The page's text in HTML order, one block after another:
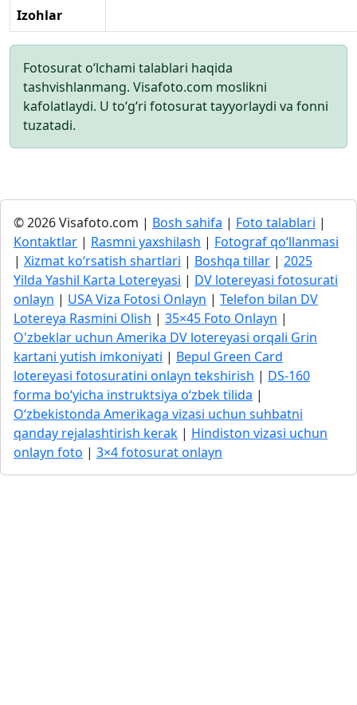
Izohlar
Fotosurat o‘lchami talablari haqida
tashvishlanmang. Visafoto.com moslikni
kafolatlaydi. U to‘g‘ri fotosurat tayyorlaydi va fonni
tuzatadi.
© 2026 Visafoto.com | Bosh sahifa | Foto talablari |
Kontaktlar | Rasmni yaxshilash | Fotograf qo‘llanmasi
| Xizmat ko‘rsatish shartlari | Boshqa tillar | 2025
Yilda Yashil Karta Lotereyasi | DV lotereyasi fotosurati
onlayn | USA Viza Fotosi Onlayn | Telefon bilan DV
Lotereya Rasmini Olish | 35×45 Foto Onlayn |
O'zbeklar uchun Amerika DV lotereyasi orqali Grin
kartani yutish imkoniyati | Bepul Green Card
lotereyasi fotosuratini onlayn tekshirish | DS-160
forma bo‘yicha instruktsiya o‘zbek tilida |
O‘zbekistonda Amerikaga vizasi uchun suhbatni
qanday rejalashtirish kerak | Hindiston vizasi uchun
onlayn foto | 3×4 fotosurat onlayn